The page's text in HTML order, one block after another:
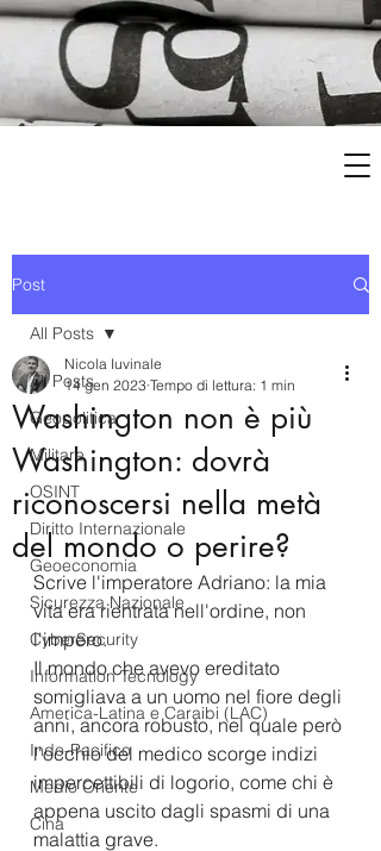
Post
All Posts
Geopolitica
Militare
OSINT
Diritto Internazionale
Geoeconomia
Sicurezza Nazionale
CyberSecurity
Information Tecnology
America-Latina e Caraibi (LAC)
Indo-Pacifico
Medio Oriente
Cina
All Posts
Washington non è più
Washington: dovrà
riconoscersi nella metà
del mondo o perire?
Nicola Iuvinale
14 gen 2023 Tempo di lettura: 1 min
Scrive l'imperatore Adriano: la mia
vita era rientrata nell'ordine, non
l'impero.
Il mondo che avevo ereditato
somigliava a un uomo nel fiore degli
anni, ancora robusto, nel quale però
l'occhio del medico scorge indizi
impercettibili di logorio, come chi è
appena uscito dagli spasmi di una
malattia grave.